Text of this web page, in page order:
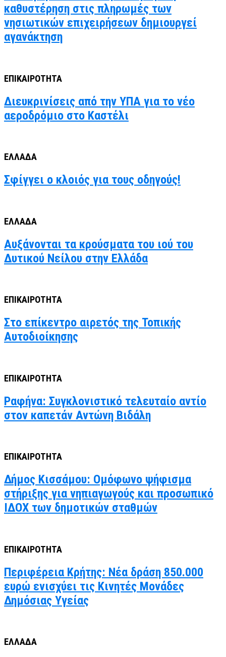
καθυστέρηση στις πληρωμές των
νησιωτικών επιχειρήσεων δημιουργεί
αγανάκτηση
ΕΠΙΚΑΙΡΟΤΗΤΑ
Διευκρινίσεις από την ΥΠΑ για το νέο
αεροδρόμιο στο Καστέλι
ΕΛΛΑΔΑ
Σφίγγει ο κλοιός για τους οδηγούς!
ΕΛΛΑΔΑ
Αυξάνονται τα κρούσματα του ιού του
Δυτικού Νείλου στην Ελλάδα
ΕΠΙΚΑΙΡΟΤΗΤΑ
Στο επίκεντρο αιρετός της Τοπικής
Αυτοδιοίκησης
ΕΠΙΚΑΙΡΟΤΗΤΑ
Ραφήνα: Συγκλονιστικό τελευταίο αντίο
στον καπετάν Αντώνη Βιδάλη
ΕΠΙΚΑΙΡΟΤΗΤΑ
Δήμος Κισσάμου: Ομόφωνο ψήφισμα
στήριξης για νηπιαγωγούς και προσωπικό
ΙΔΟΧ των δημοτικών σταθμών
ΕΠΙΚΑΙΡΟΤΗΤΑ
Περιφέρεια Κρήτης: Νέα δράση 850.000
ευρώ ενισχύει τις Κινητές Μονάδες
Δημόσιας Υγείας
ΕΛΛΑΔΑ